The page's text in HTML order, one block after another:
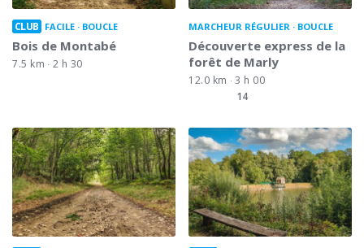
CLUB FACILE BOUCLE
Bois de Montabé
7.5 km 2 h 30
MARCHEUR RÉGULIER BOUCLE
Découverte express de la
forêt de Marly
12.0 km
3 h 00
14